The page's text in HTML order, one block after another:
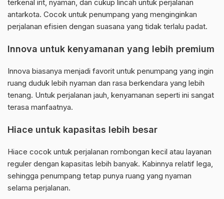
terkenal irit, nyaman, dan cukup lincah untuk perjalanan
antarkota. Cocok untuk penumpang yang menginginkan
perjalanan efisien dengan suasana yang tidak terlalu padat.
Innova untuk kenyamanan yang lebih premium
Innova biasanya menjadi favorit untuk penumpang yang ingin
ruang duduk lebih nyaman dan rasa berkendara yang lebih
tenang. Untuk perjalanan jauh, kenyamanan seperti ini sangat
terasa manfaatnya.
Hiace untuk kapasitas lebih besar
Hiace cocok untuk perjalanan rombongan kecil atau layanan
reguler dengan kapasitas lebih banyak. Kabinnya relatif lega,
sehingga penumpang tetap punya ruang yang nyaman
selama perjalanan.